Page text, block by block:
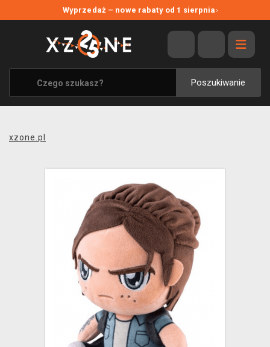
Wyprzedaż – nowe rabaty od 1 sierpnia›
Poszukiwanie
WYPRZEDAŻ
WSZYSTKIE MARKI
XZONE ORIGINALS
UBRANIA I AKCESORIA
TRANSPORT
xzone.pl